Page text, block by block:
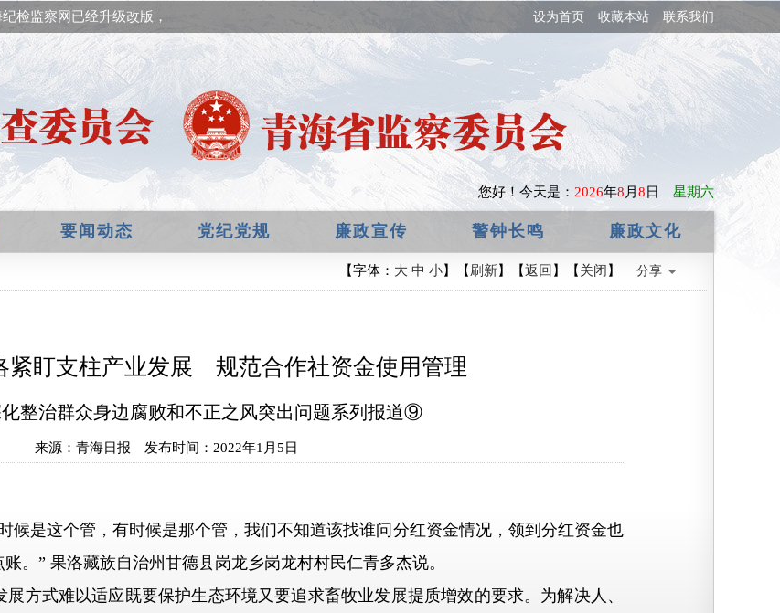
检监察网已经升级改版，欢迎提出宝贵意见！ 设为首页 收藏本站 联系我们
您好！ 今天是： 2026年8 月 8 日 星期六
要闻动态 党纪党规 廉政宣传 警钟长鸣 廉政文化
【字体： 大 中 小】【刷新】【返回 】【关闭 】 分享
紧盯支柱产业发展 规范合作社资金使用管理
整治群众身边腐败和不正之风突出问题系列报道⑨
来源： 青海日报 发布时间： 2022年1月5日
是这个管，有时候是那个管，我们不知道该找谁问分红资金情况，领到分红资金也
。” 果洛藏族自治州甘德县岗龙乡岗龙村村民仁青多杰说。
式难以适应既要保护生态环境又要追求畜牧业发展提质增效的要求。为解决人、